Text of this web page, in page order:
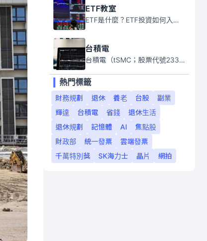
ETF教室
ETF是什麼？ETF投資如何入門？本系列專題文章將會告訴你新手必須知道的ETF基礎知識。
台積電
台積電（tSMC；股票代號2330）是全球領先的半導體代工公司，成立於1987年，總部位於台灣新竹。且已於美國、日本、德國及中國設廠，台積電是全球首家專業積體電路製造服務公司，也是全球最先進和最大規模的半導體代工廠。
熱門標籤
財務規劃
退休 養老 台股
副業
輝達
台積電 省錢
退休生活
退休規劃
記憶體 AI
焦點股
財政部
統一發票
雲端發票
千萬特別獎
SK海力士 晶片 網拍